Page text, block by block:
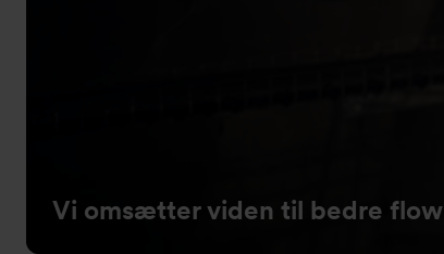
Vi omsætter viden til bedre flow